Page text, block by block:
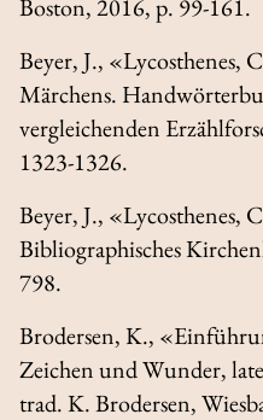
Boston, 2016, p. 99-161.
Beyer, J., «Lycosthenes,
Märchens.
vergleichenden
1323-1326.
Beyer, J., «Lycosthenes,
Bibliographisches
798.
Brodersen, K.,
Zeichen undWunder,
trad. K. Brodersen,